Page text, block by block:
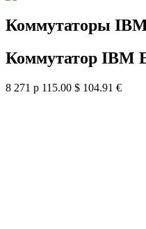
Коммутаторы
Коммутатор IBM
8 271 р 115.00 $ 104.91 €